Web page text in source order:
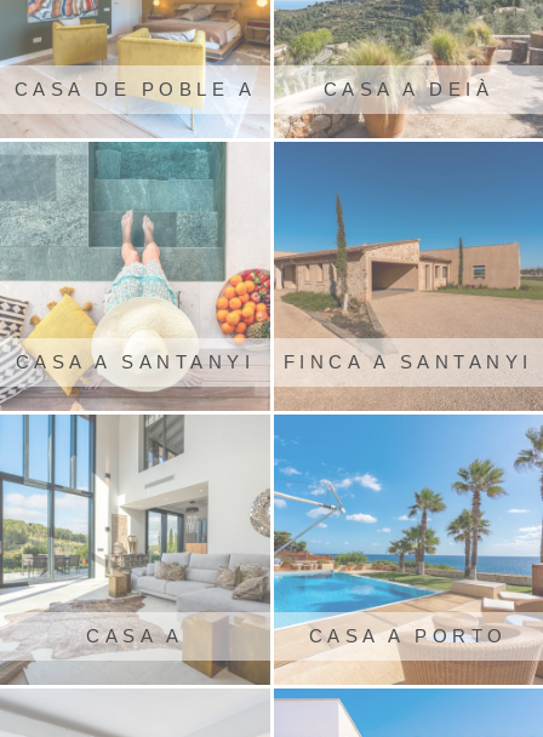
CASA DE POBLE A
ARTÀ.
CASA A DEIÀ
CASA A SANTANYI FINCA A SANTANYI
CASA A
VILAFRANCA DE
BONANY
CASA A PORTO
COLOM